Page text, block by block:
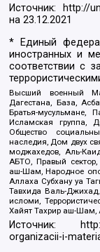
Источник: http://
на23.12.2021
* Единый
иностранных и
соответствии с
Высший военный
Дагестана, База,
Братья-мусульмане,
Исламская группа,
Общество
наследия, Дом двух
моджахедов, Аль-
АБТО, Правый сектор,
аш-Шам, Народное
Аллаха Субхану уа
Тавхида Валь-
исломи,
Хайят Тахрир аш-
Источник:
organizacii-i-